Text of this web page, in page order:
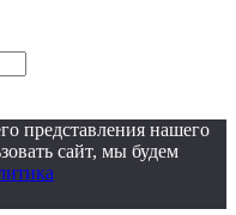
представления нашего
сайт, мы будем